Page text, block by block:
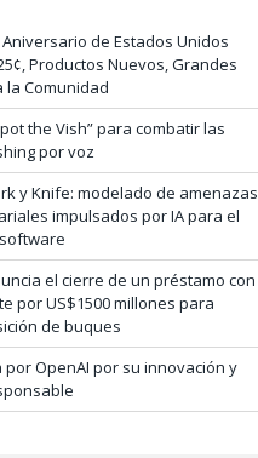
de Estados Unidos
Productos Nuevos, Grandes
la Comunidad
the Vish” para combatir las
por voz
y Knife: modelado de amenazas
impulsados por IA para el
el cierre de un préstamo con
por US$1500 millones para
de buques
por OpenAI por su innovación y